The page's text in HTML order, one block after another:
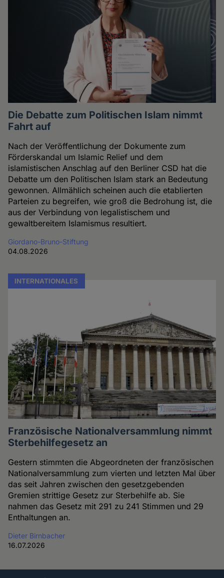
Die Debatte zum Politischen Islam nimmt
Fahrt auf
Nach der Veröffentlichung der Dokumente zum
Förderskandal um Islamic Relief und dem
islamistischen Anschlag auf den Berliner CSD hat die
Debatte um den Politischen Islam stark an Bedeutung
gewonnen. Allmählich scheinen auch die etablierten
Parteien zu begreifen, wie groß die Bedrohung ist, die
aus der Verbindung von legalistischem und
gewaltbereitem Islamismus resultiert.
Giordano-Bruno-Stiftung
04.08.2026
INTERNATIONALES
Französische Nationalversammlung nimmt
Sterbehilfegesetz an
Gestern stimmten die Abgeordneten der französischen
Nationalversammlung zum vierten und letzten Mal über
das seit Jahren zwischen den gesetzgebenden
Gremien strittige Gesetz zur Sterbehilfe ab. Sie
nahmen das Gesetz mit 291 zu 241 Stimmen und 29
Enthaltungen an.
Dieter Birnbacher
16.07.2026